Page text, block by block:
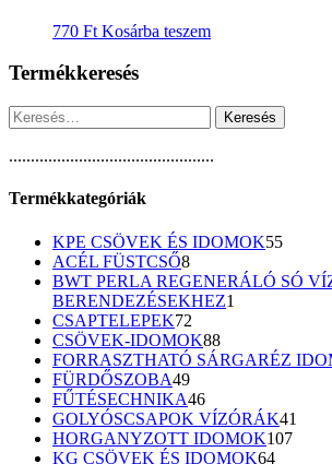
770 Ft Kosárba teszem
Termékkeresés
Keresés:
...............................................
Termékkategóriák
KPE CSÖVEK ÉS IDOMOK5555
ACÉL FÜSTCSŐ88
termék
BWT PERLA REGENERÁLÓ SÓ
BERENDEZÉSEKHEZ1
CSAPTELEPEK72
termék
CSÖVEK-IDOMOK8888
termék
FORRASZTHATÓ SÁRGARÉZ
FÜRDŐSZOBA4949
termék
FŰTÉSECHNIKA4646
termék
GOLYÓSCSAPOK VÍZÓRÁK41
HORGANYZOTT IDOMOK107107
KG CSÖVEK ÉS IDOMOK6464